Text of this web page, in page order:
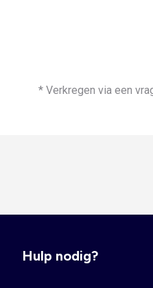
* Verkregen via een
Hulp nodig?